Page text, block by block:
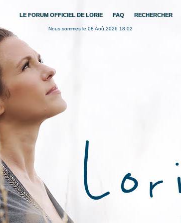
LE FORUM OFFICIEL DE LORIE FAQ RECHERCHER
Nous sommes le 08 Aoû 2026 18:02